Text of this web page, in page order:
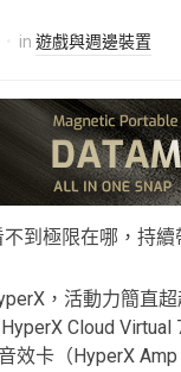
in 遊戲與週邊裝置
到極限在哪，持續
，活動力簡直
Cloud Virtual
效卡（HyperX